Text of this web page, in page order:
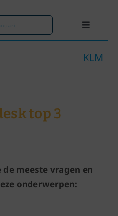
Toggle
KLM
top 3
meeste vragen en
onderwerpen: